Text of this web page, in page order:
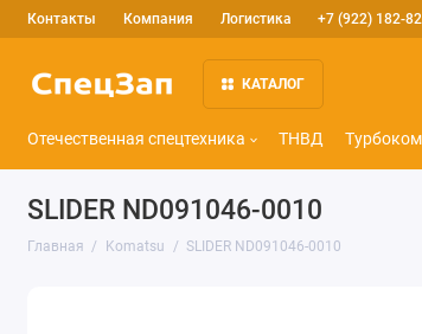
Контакты Компания Логистика +7 (922) 182-
КАТАЛОГ
Отечественная спецтехника ТНВД
SLIDER ND091046-0010
Главная Komatsu SLIDER ND091046-0010